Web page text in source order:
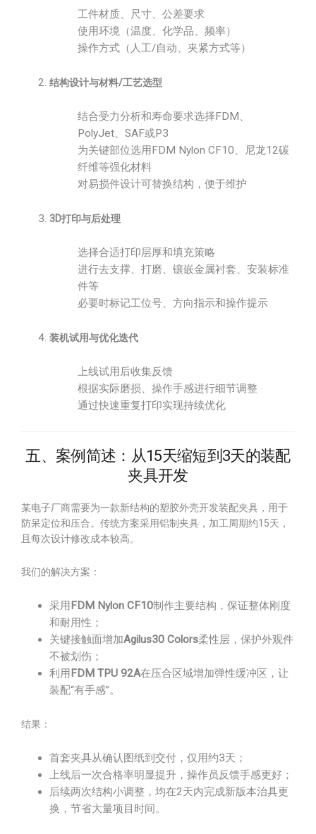
工件材质、尺寸、公差要求
使用环境（温度、化学品、频率）
操作方式（人工/自动、夹紧方式等）
结构设计与材料/工艺选型
结合受力分析和寿命要求选择FDM、
PolyJet、SAF或P3
为关键部位选用FDM Nylon CF10、尼龙12碳
纤维等强化材料
对易损件设计可替换结构，便于维护
3D打印与后处理
选择合适打印层厚和填充策略
进行去支撑、打磨、镶嵌金属衬套、安装标准
件等
必要时标记工位号、方向指示和操作提示
装机试用与优化迭代
上线试用后收集反馈
根据实际磨损、操作手感进行细节调整
通过快速重复打印实现持续优化
五、案例简述：从15天缩短到3天的装配
夹具开发
某电子厂商需要为一款新结构的塑胶外壳开发装配夹具，用于
防呆定位和压合。传统方案采用铝制夹具，加工周期约15天，
且每次设计修改成本较高。
我们的解决方案：
采用 FDM Nylon CF10制作主要结构，保证整体刚度
和耐用性；
关键接触面增加Agilus30 Colors柔性层，保护外观件
不被划伤；
利用 FDM TPU 92A在压合区域增加弹性缓冲区，让
装配“有手感”。
结果：
首套夹具从确认图纸到交付，仅用约3天；
上线后一次合格率明显提升，操作员反馈手感更好；
后续两次结构小调整，均在2天内完成新版本治具更
换，节省大量项目时间。